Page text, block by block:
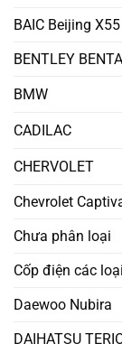
BAIC Beijing X55
BENTLEY
BMW
CADILAC
CHERVOLET
Chevrolet
Chưa phân loại
Cốp điện các
Daewoo Nubira
DAIHATSU